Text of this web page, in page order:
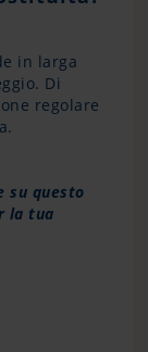
in larga
Di
regolare
su questo
la tua